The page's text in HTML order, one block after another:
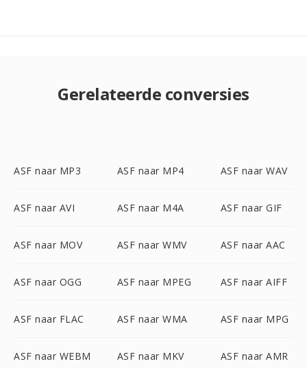
Gerelateerde conversies
ASF naar MP3 ASF naar MP4 ASF naar WAV
ASF naar AVI ASF naar M4A ASF naar GIF
ASF naar MOV ASF naar WMV ASF naar AAC
ASF naar OGG ASF naar MPEG ASF naar AIFF
ASF naar FLAC ASF naar WMA ASF naar MPG
ASF naar WEBM ASF naar MKV ASF naar AMR